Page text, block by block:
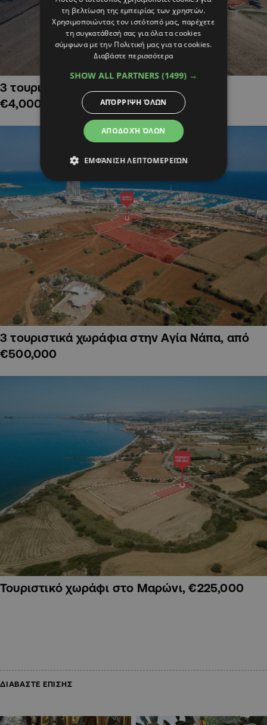
3 τουριστικά χωράφια στην Αλαμινό,
€4,000,000
3 τουριστικά χωράφια στην Αγία Νάπα, από
€500,000
Τουριστικό χωράφι στο Μαρώνι, €225,000
ΔΙΑΒΑΣΤΕ ΕΠΙΣΗΣ
τη βελτίωση της εμπειρίας των χρηστών.
Χρησιμοποιώντας τον ιστότοπό μας, παρέχετε
τη συγκατάθεσή σας για όλα τα cookies
σύμφωνα με την Πολιτική μας για τα cookies.
Διαβάστε περισσότερα
SHOW ALL PARTNERS (1499) →
ΑΠΟΔΟΧΉ ΌΛΩΝ
ΑΠΌΡΡΙΨΗ ΌΛΩΝ
ΕΜΦΆΝΙΣΗ ΛΕΠΤΟΜΕΡΕΙΏΝ